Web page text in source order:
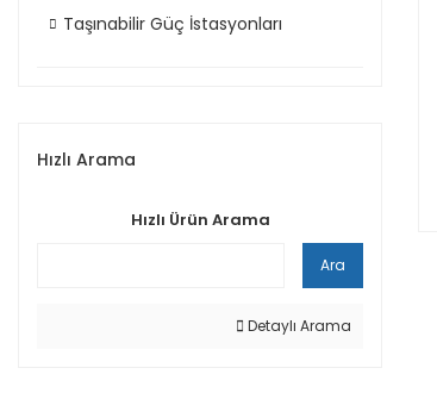
Taşınabilir Güç İstasyonları
Hızlı Arama
Hızlı Ürün Arama
Ara
Detaylı Arama